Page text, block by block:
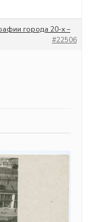
города 20-х –
#22506